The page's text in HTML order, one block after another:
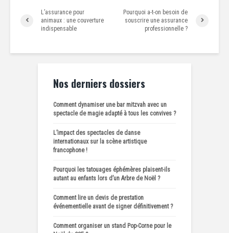
L’assurance pour
animaux : une couverture
indispensable
Pourquoi a-t-on besoin de
souscrire une assurance
professionnelle ?
Nos derniers dossiers
Comment dynamiser une bar mitzvah avec un
spectacle de magie adapté à tous les convives ?
L’impact des spectacles de danse
internationaux sur la scène artistique
francophone !
Pourquoi les tatouages éphémères plaisent-ils
autant au enfants lors d’un Arbre de Noël ?
Comment lire un devis de prestation
événementielle avant de signer définitivement ?
Comment organiser un stand Pop-Corne pour le